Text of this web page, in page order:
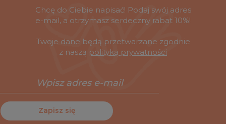
Chcę do Ciebie napisać! Podaj swój adres
e-mail, a otrzymasz serdeczny rabat 10%!
Twoje dane będą przetwarzane zgodnie
z naszą polityką prywatności
Zapisz się